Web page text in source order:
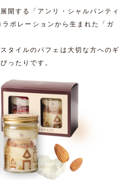
開する「アンリ・シャルパンティ
ラボレーションから生まれた「ガ
タイルのパフェは 大切な方へのギ
ったりです。